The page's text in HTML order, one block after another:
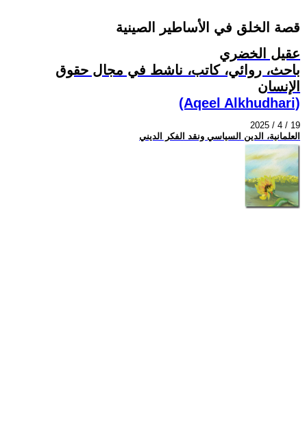
قصة الخلق في الأساطير الصينية
عقيل الخضري
باحث، روائي، كاتب، ناشط في مجال حقوق
الإنسان
(Aqeel Alkhudhari)
2025 / 4 / 19
العلمانية، الدين السياسي ونقد الفكر الديني